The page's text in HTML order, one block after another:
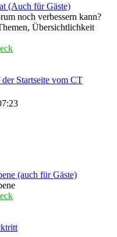
(Auch für Gäste)
noch verbessern kann?
Übersichtlichkeit
Startseite vom CT
(auch für Gäste)